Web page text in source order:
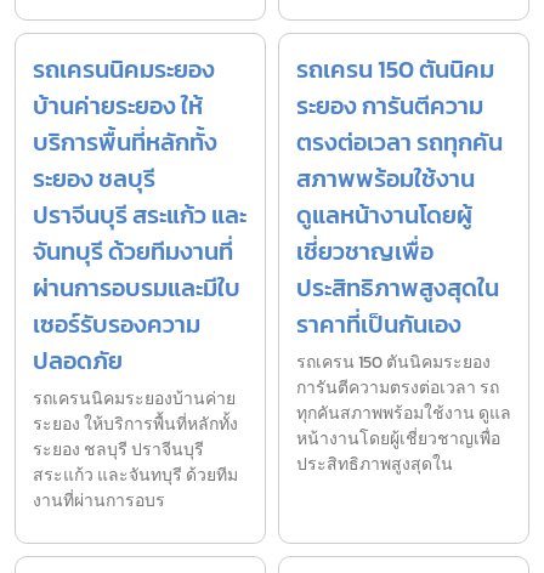
รถเครนนิคมระยอง
บ้านค่ายระยอง ให้
บริการพื้นที่หลักทั้ง
ระยอง ชลบุรี
ปราจีนบุรี สระแก้ว และ
จันทบุรี ด้วยทีมงานที่
ผ่านการอบรมและมีใบ
เซอร์รับรองความ
ปลอดภัย
รถเครนนิคมระยองบ้านค่าย
ระยอง ให้บริการพื้นที่หลักทั้ง
ระยอง ชลบุรี ปราจีนบุรี
สระแก้ว และจันทบุรี ด้วยทีม
งานที่ผ่านการอบร
รถเครน 150 ตันนิคม
ระยอง การันตีความ
ตรงต่อเวลา รถทุกคัน
สภาพพร้อมใช้งาน
ดูแลหน้างานโดยผู้
เชี่ยวชาญเพื่อ
ประสิทธิภาพสูงสุดใน
ราคาที่เป็นกันเอง
รถเครน 150 ตันนิคมระยอง
การันตีความตรงต่อเวลา รถ
ทุกคันสภาพพร้อมใช้งาน ดูแล
หน้างานโดยผู้เชี่ยวชาญเพื่อ
ประสิทธิภาพสูงสุดใน